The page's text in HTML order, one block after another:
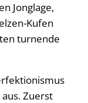
Jonglage,
Kufen
turnende
Zuerst